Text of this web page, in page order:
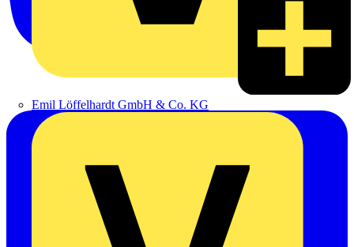
Emil Löffelhardt GmbH & Co. KG